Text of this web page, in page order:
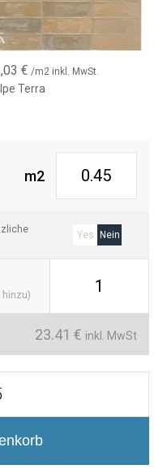
€ /m2 inkl. MwSt.
Terra
m2
Yes Nein
hinzu) 1
23.41 € inkl. MwSt